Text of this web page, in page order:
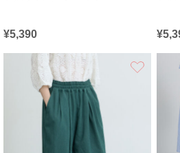
¥5,390
お気に